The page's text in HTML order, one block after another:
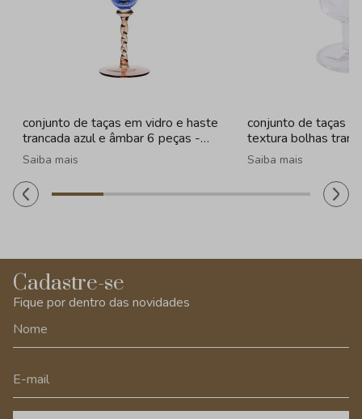
conjunto de taças em vidro e haste
trancada azul e âmbar 6 peças -
320ml
Saiba mais
conjunto de taças
textura bolhas
- 260ml
Saiba mais
Cadastre-se
Fique por dentro das novidades